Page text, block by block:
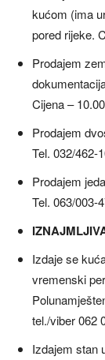
kućom (ima
pored rijeke.
Prodajem
Cijena –
Prodajem
Tel. 032/462-
Prodajem
Tel. 063/003-
Izdaje se
vremenski
tel./viber 062
Izdajem stan